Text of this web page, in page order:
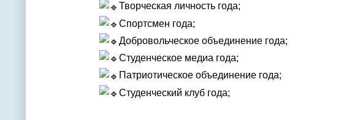
Творческая личность года;
Спортсмен года;
Добровольческое объединение года;
Студенческое медиа года;
Патриотическое объединение года;
Студенческий клуб года;